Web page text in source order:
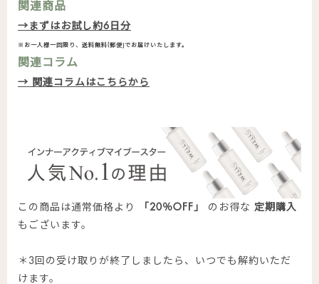
関連商品
→まずはお試し約6日分
※お一人様一回限り、送料無料(郵便)でお届けいたします。
関連コラム
→ 関連コラムはこちらから
この商品は通常価格より 「20％OFF」 のお得な 定期購入
もございます。
＊3回の受け取りが終了しましたら、いつでも解約いただ
けます。